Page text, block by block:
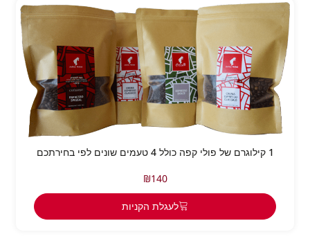
1 קילוגרם של פולי קפה כולל 4 טעמים שונים לפי בחירתכם
₪140
לעגלת הקניות